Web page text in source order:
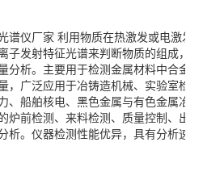
谱仪厂家 利用物质在热激发或电激发
子发射特征光谱来判断物质的组成，
分析。主要用于检测金属材料中合金
，广泛应用于冶铸造机械、实验室检
、船舶核电、黑色金属与有色金属冶
炉前检测、来料检测、质量控制、出
析。仪器检测性能优异，具有分析速